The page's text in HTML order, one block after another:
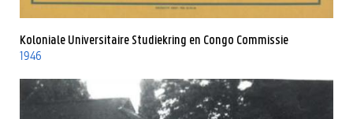
Koloniale Universitaire Studiekring en Congo Commissie
1946